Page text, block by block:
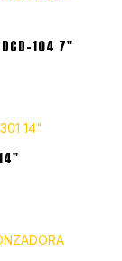
DCD-104 7″